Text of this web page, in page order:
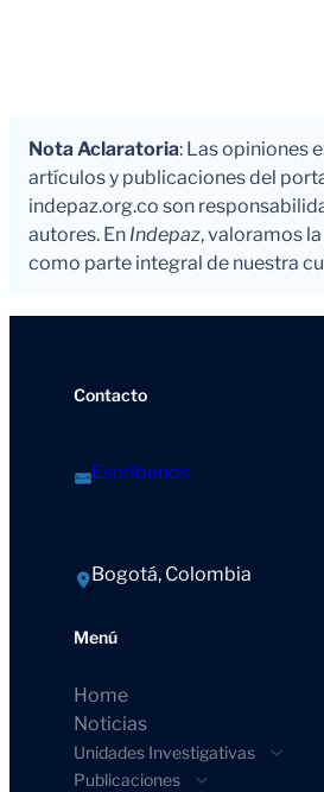
Nota Aclaratoria: Las opiniones
artículos y publicaciones del
indepaz.org.co son
autores. En Indepaz, valoramos
como parte integral de nuestra
Contacto
Escríbenos
Bogotá, Colombia
Menú
Home
Noticias
Unidades Investigativas
Publicaciones